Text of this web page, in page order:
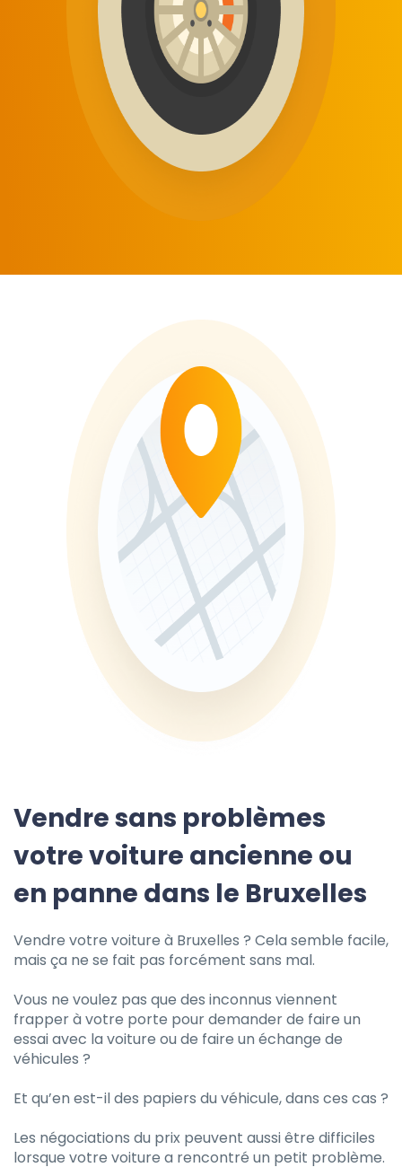
Vendre sans problèmes
votre voiture ancienne ou
en panne dans le Bruxelles
Vendre votre voiture à Bruxelles ? Cela semble facile,
mais ça ne se fait pas forcément sans mal.
Vous ne voulez pas que des inconnus viennent
frapper à votre porte pour demander de faire un
essai avec la voiture ou de faire un échange de
véhicules ?
Et qu’en est-il des papiers du véhicule, dans ces cas ?
Les négociations du prix peuvent aussi être difficiles
lorsque votre voiture a rencontré un petit problème.